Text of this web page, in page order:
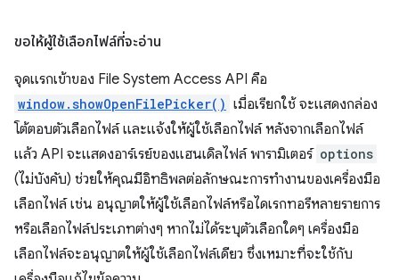
ขอให้ผู้ใช้เลือกไฟล์ที่จะอ่าน
จุดแรกเข้าของ File System Access API คือ
window.showOpenFilePicker() เมื่อเรียกใช้ จะแสดงกล่อง
โต้ตอบตัวเลือกไฟล์ และแจ้งให้ผู้ใช้เลือกไฟล์ หลังจากเลือกไฟล์
แล้ว API จะแสดงอาร์เรย์ของแฮนเดิลไฟล์ พารามิเตอร์ options
(ไม่บังคับ) ช่วยให้คุณมีอิทธิพลต่อลักษณะการทำงานของเครื่องมือ
เลือกไฟล์ เช่น อนุญาตให้ผู้ใช้เลือกไฟล์หรือไดเรกทอรีหลายรายการ
หรือเลือกไฟล์ประเภทต่างๆ หากไม่ได้ระบุตัวเลือกใดๆ เครื่องมือ
เลือกไฟล์จะอนุญาตให้ผู้ใช้เลือกไฟล์เดียว ซึ่งเหมาะที่จะใช้กับ